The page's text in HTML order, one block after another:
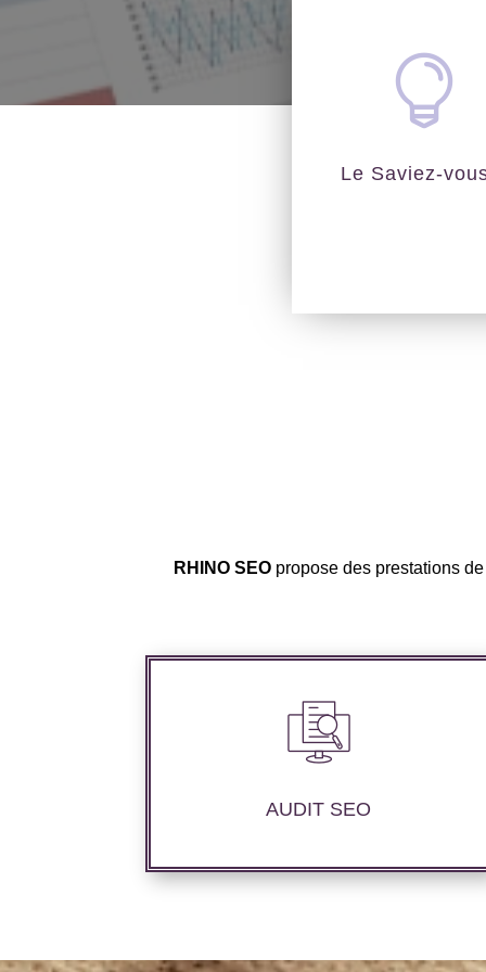

Le Saviez-
RHINO SEOpropose des prestations
AUDIT SEO
Audit complet de votre site web à travers
les mots clés pertinents, les principaux